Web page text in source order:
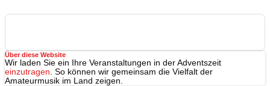
Über diese Website
Wir laden Sie ein Ihre Veranstaltungen in der Adventszeit
einzutragen . So können wir gemeinsam die Vielfalt der
Amateurmusik im Land zeigen.